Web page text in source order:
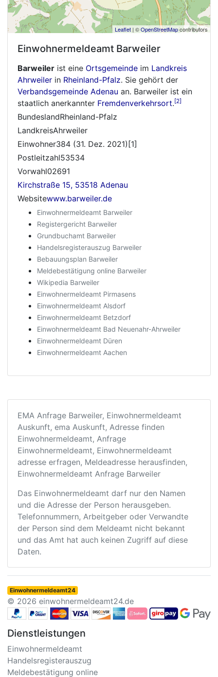
Leaflet | ©OpenStreetMapcontributors
Einwohnermeldeamt Barweiler
Barweiler ist eine Ortsgemeinde im Landkreis
Ahrweiler in Rheinland-Pfalz. Sie gehört der
Verbandsgemeinde Adenau an. Barweiler ist ein
staatlich anerkannter Fremdenverkehrsort.[2]
BundeslandRheinland-Pfalz
LandkreisAhrweiler
Einwohner384 (31. Dez. 2021)[1]
Postleitzahl53534
Vorwahl02691
Kirchstraße 15, 53518 Adenau
Websitewww.barweiler.de
Einwohnermeldeamt Barweiler
Registergericht Barweiler
Grundbuchamt Barweiler
Handelsregisterauszug Barweiler
Bebauungsplan Barweiler
Meldebestätigung online Barweiler
Wikipedia Barweiler
Einwohnermeldeamt Pirmasens
Einwohnermeldeamt Alsdorf
Einwohnermeldeamt Betzdorf
Einwohnermeldeamt Bad Neuenahr-Ahrweiler
Einwohnermeldeamt Düren
Einwohnermeldeamt Aachen
EMA Anfrage Barweiler, Einwohnermeldeamt
Auskunft, ema Auskunft, Adresse finden
Einwohnermeldeamt, Anfrage
Einwohnermeldeamt, Einwohnermeldeamt
adresse erfragen, Meldeadresse herausfinden,
Einwohnermeldeamt Anfrage Barweiler
Das Einwohnermeldeamt darf nur den Namen
und die Adresse der Person herausgeben.
Telefonnummern, Arbeitgeber oder Verwandte
der Person sind dem Meldeamt nicht bekannt
und das Amt hat auch keinen Zugriff auf diese
Daten.
Einwohnermeldeamt24
© 2026 einwohnermeldeamt24.de
Dienstleistungen
Einwohnermeldeamt
Handelsregisterauszug
Meldebestätigung online